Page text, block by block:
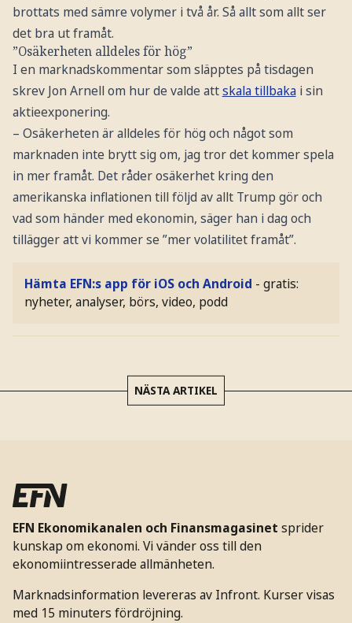
brottats med sämre volymer i två år. Så allt som allt ser
det bra ut framåt.
”Osäkerheten alldeles för hög”
I en marknadskommentar som släpptes på tisdagen
skrev Jon Arnell om hur de valde attskala tillbakai sin
aktieexponering.
– Osäkerheten är alldeles för hög och något som
marknaden inte brytt sig om, jag tror det kommer spela
in mer framåt. Det råder osäkerhet kring den
amerikanska inflationen till följd av allt Trump gör och
vad som händer med ekonomin, säger han i dag och
tillägger att vi kommer se ”mer volatilitet framåt”.
Hämta EFN:s app för iOS och Android - gratis:
nyheter, analyser, börs, video, podd
NÄSTA ARTIKEL
EFN Ekonomikanalen och Finansmagasinet sprider
kunskap om ekonomi. Vi vänder oss till den
ekonomiintresserade allmänheten.
Marknadsinformation levereras av Infront. Kurser visas
med 15 minuters fördröjning.